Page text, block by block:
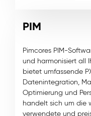
PIM
Pimcores PIM-
und harmonisiert all
bietet umfassende
Datenintegration,
Optimierung und
handelt sich um die
verwendete und